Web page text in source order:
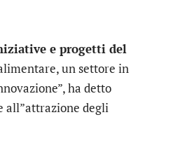
e progetti del
un settore in
ha detto
all”attrazione degli